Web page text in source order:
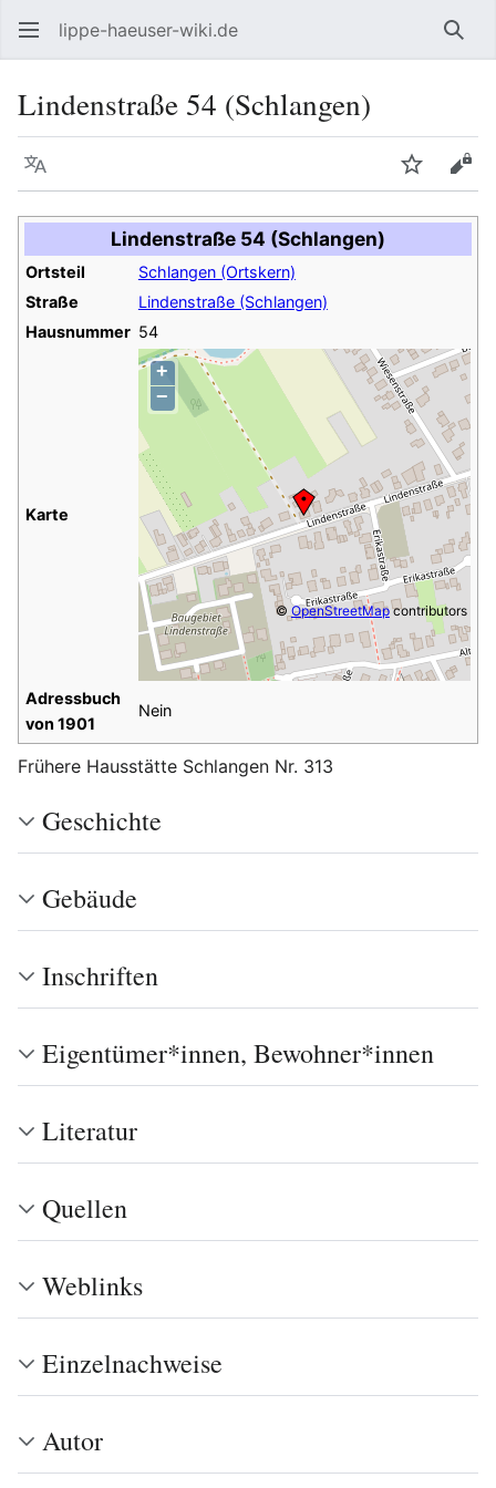
lippe-haeuser-wiki.de
Lindenstraße 54 (Schlangen)
Sprache
Lindenstraße 54 (Schlangen)
Ortsteil
Schlangen (Ortskern)
Straße
Lindenstraße (Schlangen)
Hausnummer 54
Karte
+
−
© OpenStreetMapcontributors
Adressbuch
von 1901
Nein
Frühere Hausstätte Schlangen Nr. 313
Geschichte
Gebäude
Inschriften
Eigentümer*innen, Bewohner*innen
Literatur
Quellen
Weblinks
Einzelnachweise
Autor